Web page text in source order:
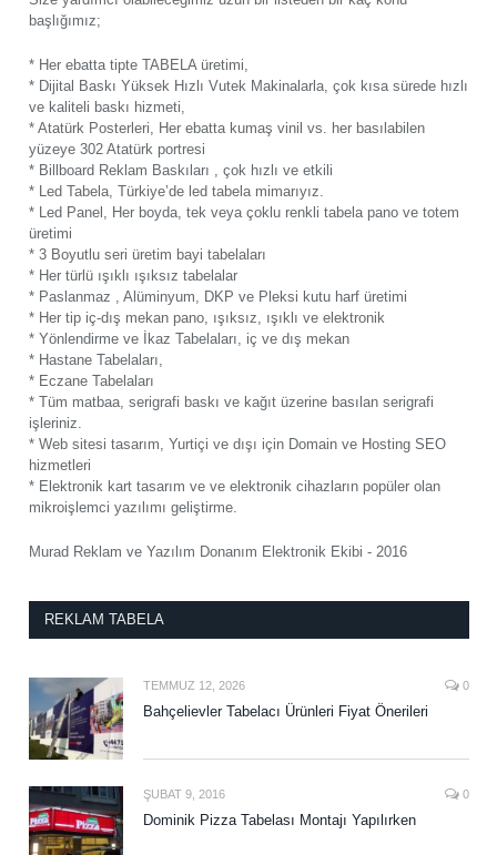
başlığımız;
* Her ebatta tipte TABELA üretimi,
* Dijital Baskı Yüksek Hızlı Vutek Makinalarla, çok kısa sürede hızlı
ve kaliteli baskı hizmeti,
* Atatürk Posterleri, Her ebatta kumaş vinil vs. her basılabilen
yüzeye 302 Atatürk portresi
* Billboard Reklam Baskıları , çok hızlı ve etkili
* Led Tabela, Türkiye’de led tabela mimarıyız.
* Led Panel, Her boyda, tek veya çoklu renkli tabela pano ve totem
üretimi
* 3 Boyutlu seri üretim bayi tabelaları
* Her türlü ışıklı ışıksız tabelalar
* Paslanmaz , Alüminyum, DKP ve Pleksi kutu harf üretimi
* Her tip iç-dış mekan pano, ışıksız, ışıklı ve elektronik
* Yönlendirme ve İkaz Tabelaları, iç ve dış mekan
* Hastane Tabelaları,
* Eczane Tabelaları
* Tüm matbaa, serigrafi baskı ve kağıt üzerine basılan serigrafi
işleriniz.
* Web sitesi tasarım, Yurtiçi ve dışı için Domain ve Hosting SEO
hizmetleri
* Elektronik kart tasarım ve ve elektronik cihazların popüler olan
mikroişlemci yazılımı geliştirme.
Murad Reklam ve Yazılım Donanım Elektronik Ekibi - 2016
REKLAM TABELA
TEMMUZ 12, 2026 0
Bahçelievler Tabelacı Ürünleri Fiyat Önerileri
ŞUBAT 9, 2016 0
Dominik Pizza Tabelası Montajı Yapılırken